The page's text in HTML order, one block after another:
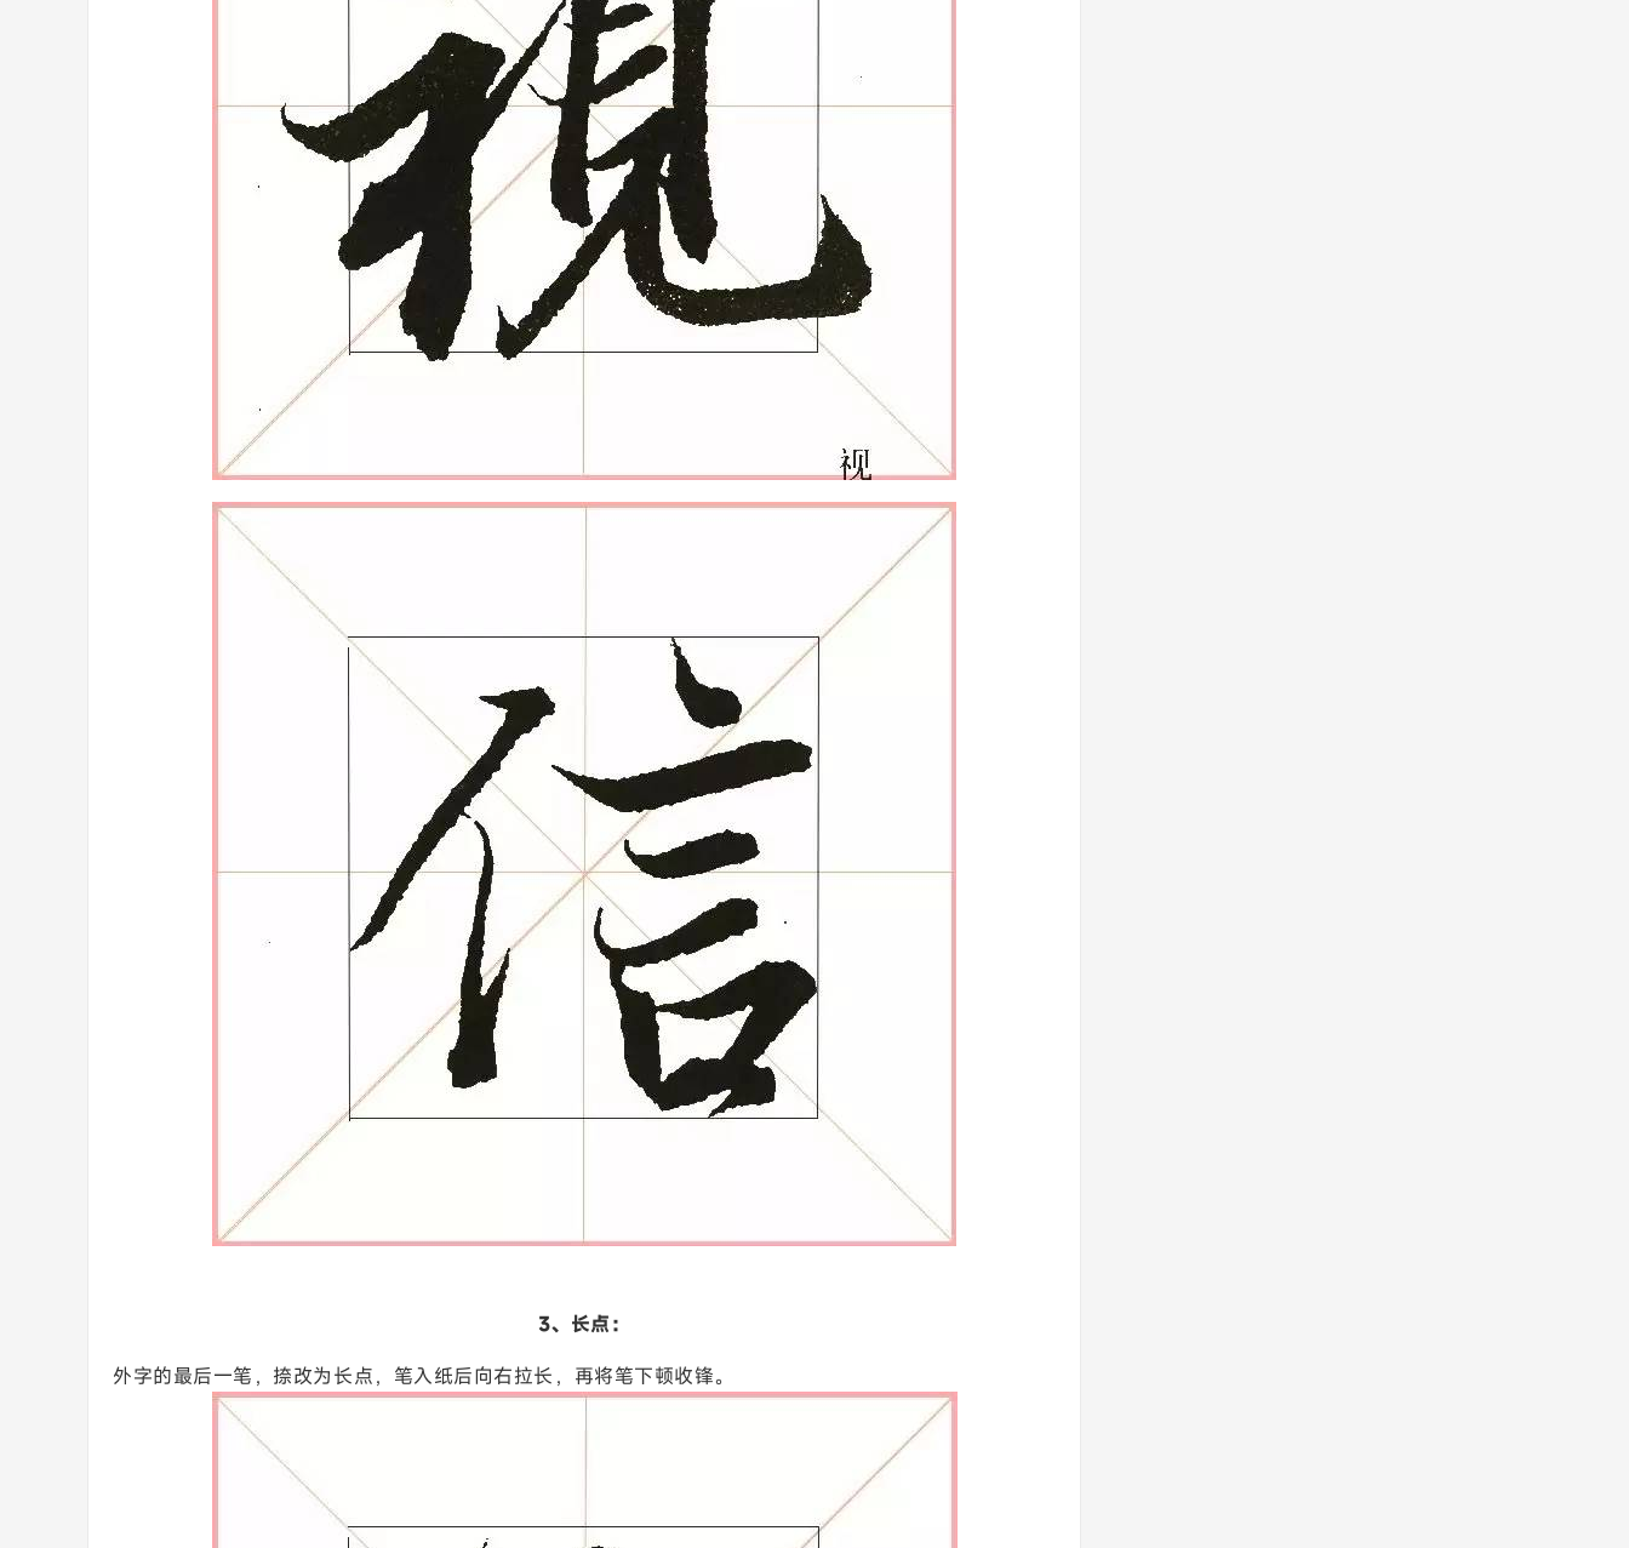
3、长点：
外字的最后一笔，捺改为长点，笔入纸后向右拉长，再将笔下顿收锋。